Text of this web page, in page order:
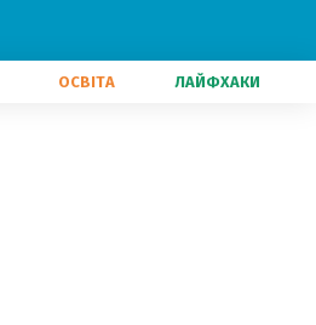
ОСВІТА ЛАЙФХАКИ